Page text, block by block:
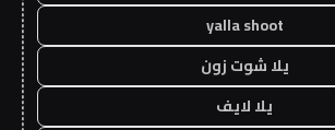
yalla shoot
يلا شوت زون
يلا لايف